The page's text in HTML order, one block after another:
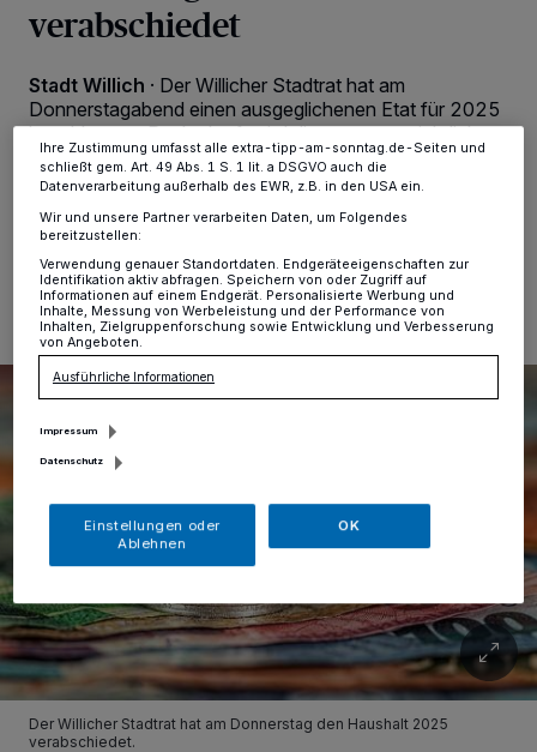
verabschiedet
Stadt Willich · Der Willicher Stadtrat hat am
Donnerstagabend einen ausgeglichenen Etat für 2025
beschlossen. Rechtskraft wird dieser voraussichtlich
Ende Juni.
14.03.2025 , 11:59 Uhr Eine Minute Lesezeit
Der Willicher Stadtrat hat am Donnerstag den Haushalt 2025
verabschiedet.
Anzeigen möglicherweise nicht mehr so relevant für Sie. Sie können
dieses Menü jederzeit wieder aufrufen, um Ihre Einstellungen zu
Einstellungen oder Ablehnen am unteren Rand der Webseite klicken.
Informationen finden Sie in unserer Datenschutzerklärung.
Ihre Zustimmung umfasst alle extra-tipp-am-sonntag.de-Seiten und
schließt gem. Art. 49 Abs. 1 S. 1 lit. a DSGVO auch die
Datenverarbeitung außerhalb des EWR, z.B. in den USA ein.
Wir und unsere Partner verarbeiten Daten, um Folgendes
bereitzustellen:
Verwendung genauer Standortdaten. Endgeräteeigenschaften zur
Identifikation aktiv abfragen. Speichern von oder Zugriff auf
Informationen auf einem Endgerät. Personalisierte Werbung und
Inhalte, Messung von Werbeleistung und der Performance von
Inhalten, Zielgruppenforschung sowie Entwicklung und Verbesserung
von Angeboten.
Ausführliche Informationen
Impressum
Datenschutz
Einstellungen oder
Ablehnen
OK